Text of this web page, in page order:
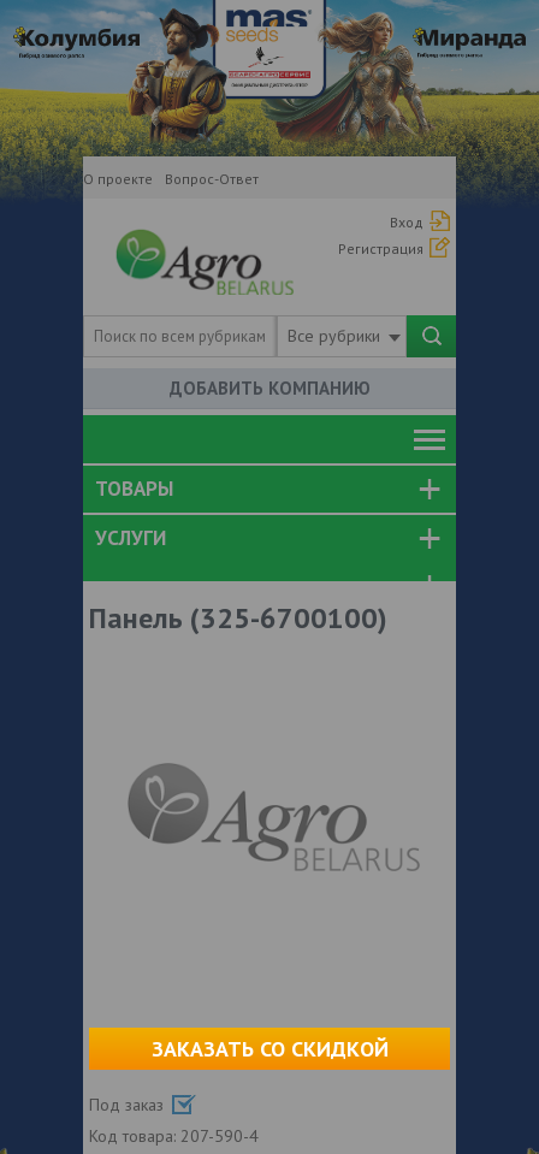
О проекте Вопрос-Ответ
Вход
Регистрация
Все рубрики
ДОБАВИТЬ КОМПАНИЮ
ТОВАРЫ
УСЛУГИ
Панель (325-6700100)
ЗАКАЗАТЬ СО СКИДКОЙ
Под заказ
Код товара: 207-590-4